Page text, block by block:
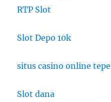
RTP Slot
Slot Depo 10k
situs casino online
Slot dana